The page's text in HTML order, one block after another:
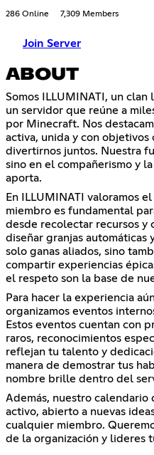
286 Online 7,309 Members
Join Server
ABOUT
Somos ILLUMINATI, un
un servidor que reúne a
por Minecraft. Nos
activa, unida y con objetivos
divertirnos juntos. Nuestra
sino en el compañerismo y
aporta.
En ILLUMINATI valoramos
miembro es fundamental
desde recolectar recursos y
diseñar granjas automáticas
solo ganas aliados, sino
compartir experiencias
el respeto son la base de
Para hacer la experiencia
organizamos eventos
Estos eventos cuentan con
raros, reconocimientos
reflejan tu talento y
manera de demostrar tus
nombre brille dentro del
Además, nuestro calendario
activo, abierto a nuevas
cualquier miembro.
de la organización y lideres